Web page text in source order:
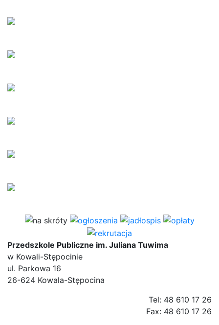
Przedszkole Publiczne im. Juliana Tuwima
w Kowali-Stępocinie
ul. Parkowa 16
26-624 Kowala-Stępocina
Tel: 48 610 17 26
Fax: 48 610 17 26